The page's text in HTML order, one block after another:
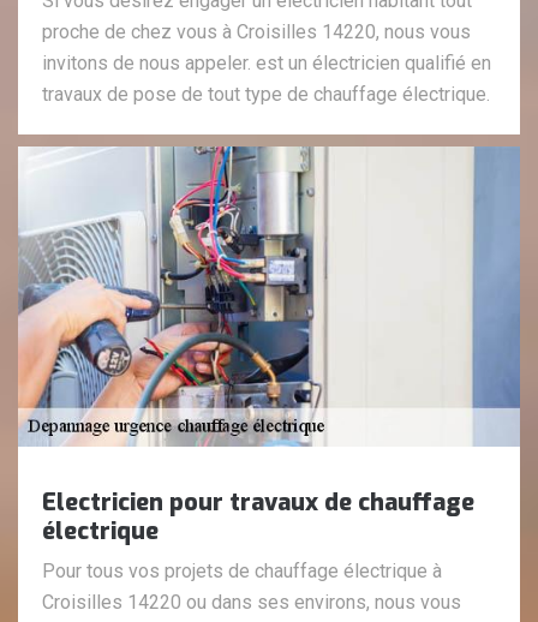
proche de chez vous à Croisilles 14220, nous vous
invitons de nous appeler. est un électricien qualifié en
travaux de pose de tout type de chauffage électrique.
Electricien pour travaux de chauffage
électrique
Pour tous vos projets de chauffage électrique à
Croisilles 14220 ou dans ses environs, nous vous